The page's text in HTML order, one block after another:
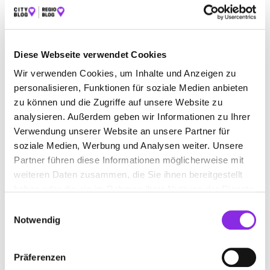
Diese Webseite verwendet Cookies
Wir verwenden Cookies, um Inhalte und Anzeigen zu
personalisieren, Funktionen für soziale Medien anbieten
zu können und die Zugriffe auf unsere Website zu
analysieren. Außerdem geben wir Informationen zu Ihrer
Verwendung unserer Website an unsere Partner für
soziale Medien, Werbung und Analysen weiter. Unsere
Partner führen diese Informationen möglicherweise mit
weiteren Daten zusammen, die Sie ihnen bereitgestellt
Notwendig
Präferenzen
+49751560320
www.anderes-reisen.de
DERPART REISEBÜRO DIESCH – INH.
PETER HIPP E.K.
Marktplatz 45| 88416 Ochsenhausen DE